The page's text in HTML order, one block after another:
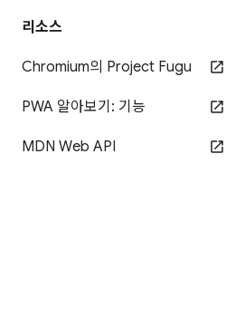
리소스
Chromium의 Project Fugu
PWA 알아보기: 기능
MDN Web API